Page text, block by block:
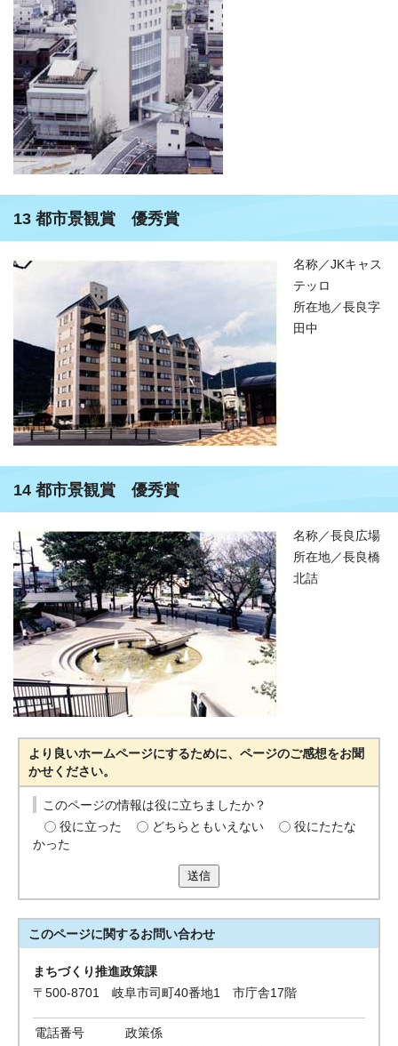
13 都市景観賞 優秀賞
名称／JKキャス
テッロ
所在地／長良字
田中
14 都市景観賞 優秀賞
名称／長良広場
所在地／長良橋
北詰
より良いホームページにするために、ページのご感想をお聞
かせください。
このページの情報は役に立ちましたか？
役に立った
どちらともいえない
役にたたな
かった
送信
このページに関するお問い合わせ
まちづくり推進政策課
〒500-8701 岐阜市司町40番地1 市庁舎17階
電話番号
政策係